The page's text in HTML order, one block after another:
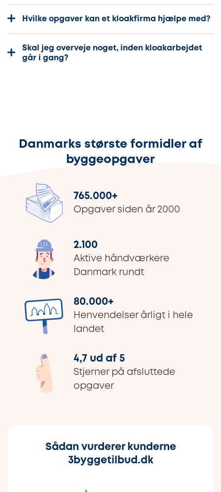
Hvilke opgaver kan et kloakfirma hjælpe med?
Skal jeg overveje noget, inden kloakarbejdet
går i gang?
Danmarks største formidler af
byggeopgaver
765.000+
Opgaver siden år 2000
2.100
Aktive håndværkere
Danmark rundt
80.000+
Henvendelser årligt i hele
landet
4,7 ud af 5
Stjerner på afsluttede
opgaver
Sådan vurderer kunderne
3byggetilbud.dk